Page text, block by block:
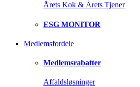
Årets Kok & Årets Tjener
ESG MONITOR
Medlemsfordele
Medlemsrabatter
Affaldsløsninger